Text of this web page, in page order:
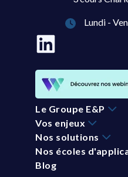
Lundi -
Le Groupe E&P
Vos enjeux
Nos solutions
Nos écoles
Blog